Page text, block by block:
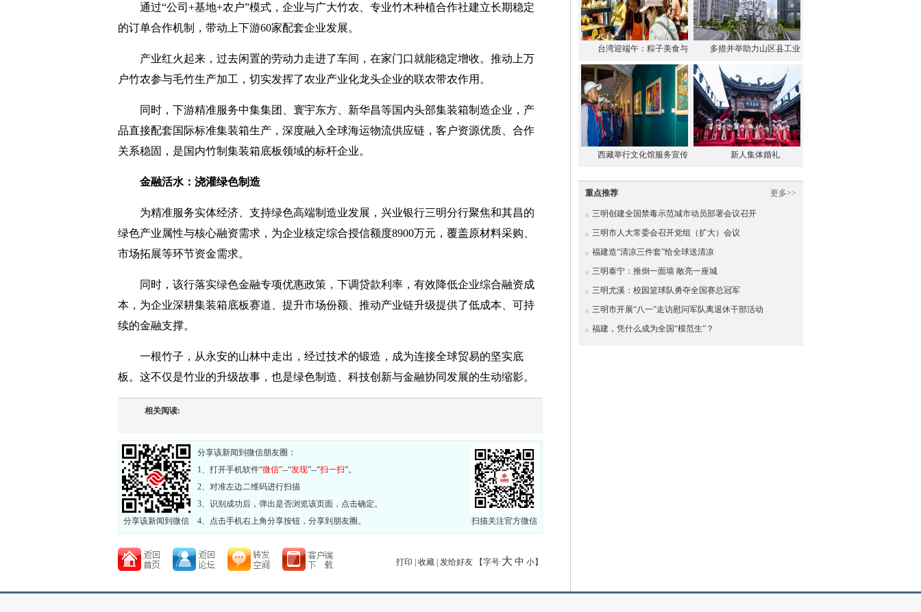
通过“公司+基地+农户”模式，企业与广大竹农、专业竹木种植合作社建立长期稳定
的订单合作机制，带动上下游60家配套企业发展。
产业红火起来，过去闲置的劳动力走进了车间，在家门口就能稳定增收。推动上万
户竹农参与毛竹生产加工，切实发挥了农业产业化龙头企业的联农带农作用。
同时，下游精准服务中集集团、寰宇东方、新华昌等国内头部集装箱制造企业，产
品直接配套国际标准集装箱生产，深度融入全球海运物流供应链，客户资源优质、合作
关系稳固，是国内竹制集装箱底板领域的标杆企业。
金融活水：浇灌绿色制造
为精准服务实体经济、支持绿色高端制造业发展，兴业银行三明分行聚焦和其昌的
绿色产业属性与核心融资需求，为企业核定综合授信额度8900万元，覆盖原材料采购、
市场拓展等环节资金需求。
同时，该行落实绿色金融专项优惠政策，下调贷款利率，有效降低企业综合融资成
本，为企业深耕集装箱底板赛道、提升市场份额、推动产业链升级提供了低成本、可持
续的金融支撑。
一根竹子，从永安的山林中走出，经过技术的锻造，成为连接全球贸易的坚实底
板。这不仅是竹业的升级故事，也是绿色制造、科技创新与金融协同发展的生动缩影。
相关阅读:
扫描关注官方微信
分享该新闻到微信
分享该新闻到微信朋友圈：
1、打开手机软件“微信”--“发现”--“扫一扫”。
2、对准左边二维码进行扫描
3、识别成功后，弹出是否浏览该页面，点击确定。
4、点击手机右上角分享按钮，分享到朋友圈。
打印 收藏 发给好友 【字号 大 中 小】
台湾迎端午：粽子美食与
…
多措并举助力山区县工业
西藏举行文化馆服务宣传
新人集体婚礼
更多>>
重点推荐
三明创建全国禁毒示范城市动员部署会议召开
三明市人大常委会召开党组（扩大）会议
福建造“清凉三件套”给全球送清凉
三明泰宁：推倒一面墙 敞亮一座城
三明尤溪：校园篮球队勇夺全国赛总冠军
三明市开展“八一”走访慰问军队离退休干部活动
福建，凭什么成为全国“模范生”？